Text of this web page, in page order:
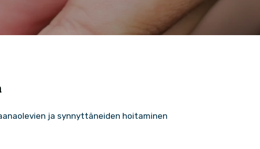
ja synnyttäneiden hoitaminen